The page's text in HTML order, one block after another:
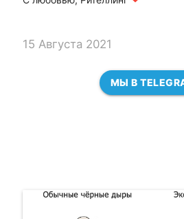
15 Августа 2021
МЫ В